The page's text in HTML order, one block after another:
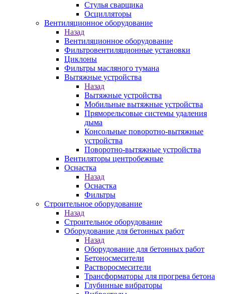
Стулья сварщика
Осцилляторы
Вентиляционное оборудование
Назад
Вентиляционное оборудование
Фильтровентиляционные установки
Циклоны
Фильтры масляного тумана
Вытяжные устройства
Назад
Вытяжные устройства
Мобильные вытяжные устройства
Пряморельсовые системы удаления
дыма
Консольные поворотно-вытяжные
устройства
Поворотно-вытяжные устройства
Вентиляторы центробежные
Оснастка
Назад
Оснастка
Фильтры
Строительное оборудование
Назад
Строительное оборудование
Оборудование для бетонных работ
Назад
Оборудование для бетонных работ
Бетоносмесители
Растворосмесители
Трансформаторы для прогрева бетона
Глубинные вибраторы